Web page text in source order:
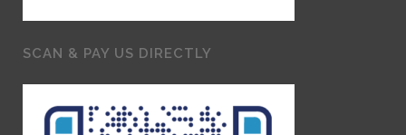
SCAN & PAY US DIRECTLY